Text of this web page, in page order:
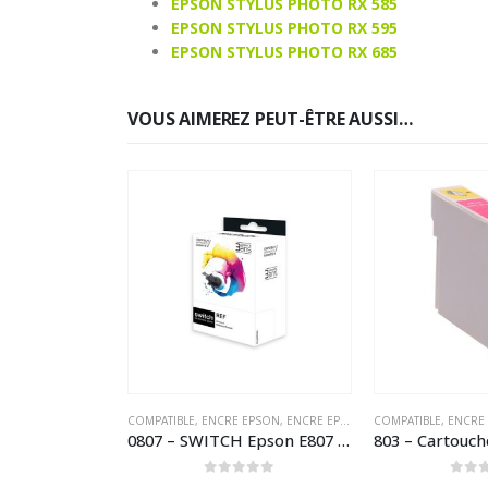
EPSON STYLUS PHOTO RX 585
EPSON STYLUS PHOTO RX 595
EPSON STYLUS PHOTO RX 685
VOUS AIMEREZ PEUT-ÊTRE AUSSI…
COMPATIBLE, ENCRE EPSON, ENCRE EPSON COMPATIBLE ,SWITCH
0807 – SWITCH Epson E807 Pack x 6 compatible avec C13T08074011 – Pack 6 couleurs
COMPATIBLE,